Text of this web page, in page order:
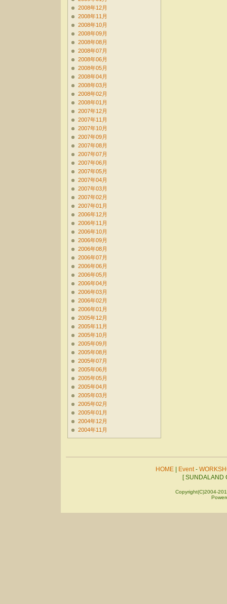
2008年12月
2008年11月
2008年10月
2008年09月
2008年08月
2008年07月
2008年06月
2008年05月
2008年04月
2008年03月
2008年02月
2008年01月
2007年12月
2007年11月
2007年10月
2007年09月
2007年08月
2007年07月
2007年06月
2007年05月
2007年04月
2007年03月
2007年02月
2007年01月
2006年12月
2006年11月
2006年10月
2006年09月
2006年08月
2006年07月
2006年06月
2006年05月
2006年04月
2006年03月
2006年02月
2006年01月
2005年12月
2005年11月
2005年10月
2005年09月
2005年08月
2005年07月
2005年06月
2005年05月
2005年04月
2005年03月
2005年02月
2005年01月
2004年12月
2004年11月
HOME| Event-
[ SUNDALAND
Copyright(C)2004-